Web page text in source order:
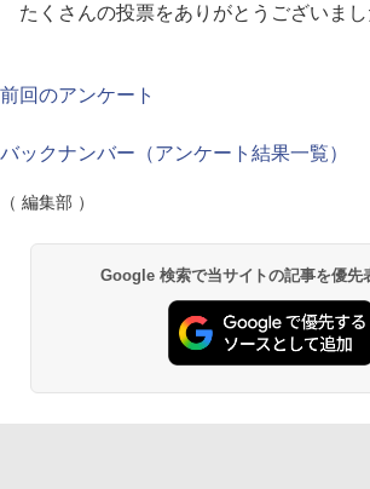
たくさんの投票をありがとうございまし
前回のアンケート
バックナンバー（アンケート結果一覧）
（ 編集部 ）
Google 検索で当サイトの記事を優先